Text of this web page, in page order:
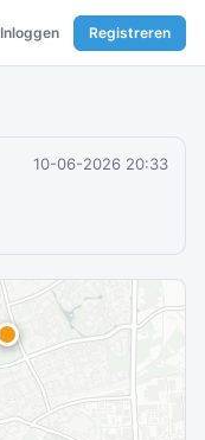
Inloggen Registreren
10-06-2026 20:33